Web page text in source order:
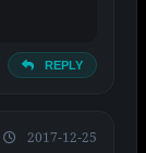
REPLY
2017-12-25